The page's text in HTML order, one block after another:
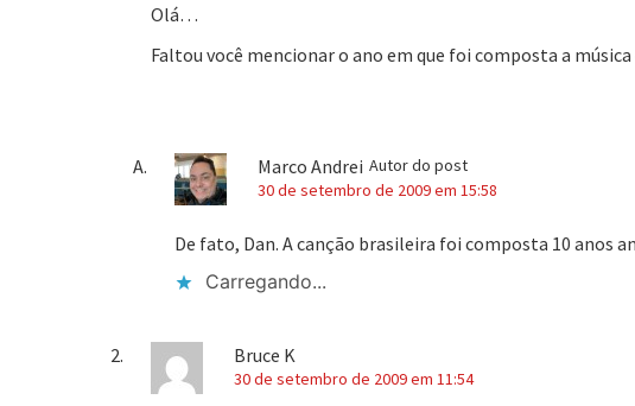
Olá…
Faltou você mencionar o ano em que foi composta a música
Marco Andrei Autor do post
30 de setembro de 2009 em 15:58
De fato, Dan. A canção brasileira foi composta 10 anos
Carregando...
Bruce K
30 de setembro de 2009 em 11:54